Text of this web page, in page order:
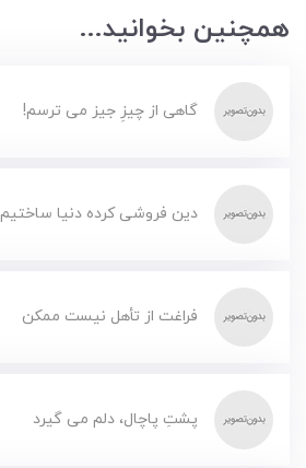
همچنین بخوانید...
گاهی از چیزِ جیز می ترسم!
دین فروشی کرده دنیا ساختیم
فراغت از تأهل نیست ممکن
پشتِ پاچال، دلم می گیرد